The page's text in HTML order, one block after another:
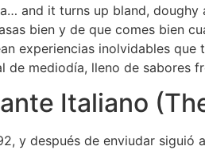
and it turns up bland,
bien y de que comes bien
experiencias inolvidables
de mediodía, lleno de sabores
Italiano
y después de enviudar